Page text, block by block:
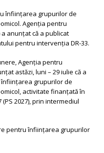
înființarea grupurilor de
Agenția pentru
a anunțat că a publicat
pentru intervenția DR-33.
Agenția pentru
astăzi, luni – 29 iulie că a
grupurilor de
activitate finanțată în
2027), prin intermediul
pentru înființarea grupurilor